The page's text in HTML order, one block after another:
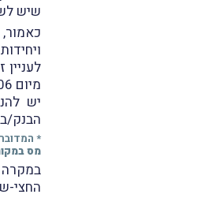
שיש
מיום 2.7.2006).
יש
הבנק/
*
מס
במקרה
החצי-